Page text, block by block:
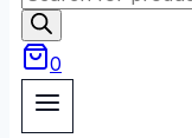
search
0